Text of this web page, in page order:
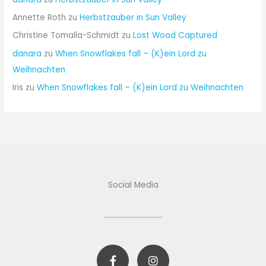
n
a
c
h
:
Annette Roth zuHerbstzauber in Sun Valley
Christine Tomalla-Schmidt zuLost Wood Captured
danara zuWhen Snowflakes fall – (K)ein Lord zu
Weihnachten
Iris zuWhen Snowflakes fall – (K)ein Lord zu Weihnachten
Social Media
F
a
I
n